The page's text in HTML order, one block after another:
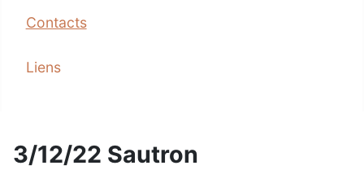
Contacts
Liens
3/12/22 Sautron